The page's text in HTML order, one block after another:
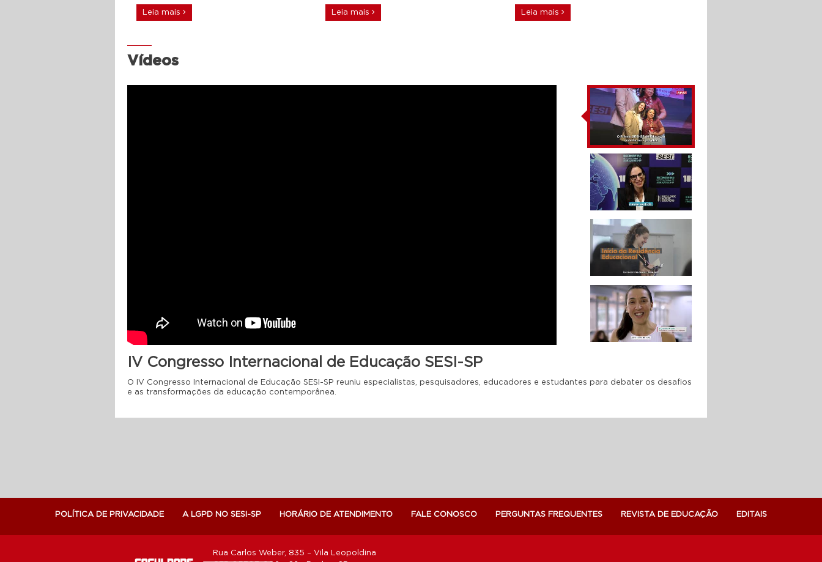
Leia mais Leia mais Leia mais
Vídeos
IV Congresso
Internacional de
Educação SESI-SP
A tecnologia aliada à
educação - Congresso
Internacional de
Educação SESI-SP
10 ANOS DA FACULDADE
SESI A escola como
segunda casa desde o
primeiro dia
IV Congresso Internacional de Educação SESI-SP
O IV Congresso Internacional de Educação SESI-SP reuniu especialistas, pesquisadores, educadores e estudantes para debater os desafios
e as transformações da educação contemporânea.
POLÍTICA DE PRIVACIDADE A LGPD NO SESI-SP HORÁRIO DE ATENDIMENTO FALE CONOSCO PERGUNTAS FREQUENTES REVISTA DE EDUCAÇÃO EDITAIS
Rua Carlos Weber, 835 – Vila Leopoldina